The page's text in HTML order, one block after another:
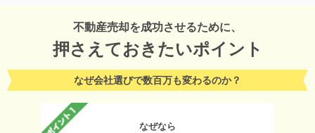
不動産売却を成功させるために、
押さえておきたいポイント
なぜ会社選びで数百万も変わるのか？
なぜなら